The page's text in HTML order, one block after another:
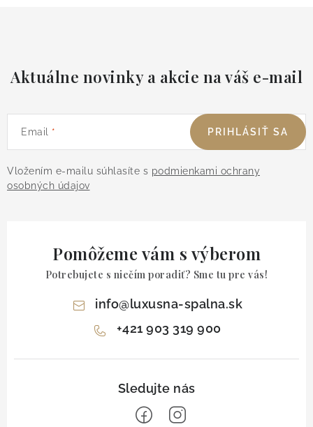
Aktuálne novinky a akcie na váš e-mail
Email
Vložením e-mailu súhlasíte s podmienkami ochrany
osobných údajov
PRIHLÁSIŤ SA
Pomôžeme vám s výberom
Potrebujete s niečím poradiť? Sme tu pre vás!
info@luxusna-spalna.sk
+421 903 319 900